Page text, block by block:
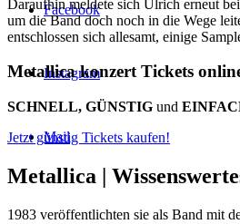
Facebook
Instagram
Mail
Daraufhin meldete sich Ulrich erneut
um die Band doch noch in die Wege
entschlossen sich allesamt, einige
Metallica konzert Tickets
SCHNELL, GÜNSTIG und
Jetzt günstig Tickets kaufen!
Metallica |
1983 veröffentlichten sie als Band mit